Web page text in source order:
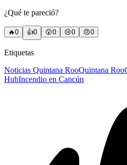
¿Qué te pareció?
🔥0 👍0 😲0 😢0 😠0
Etiquetas
Noticias Quintana RooQuintana Roo
HubIncendio en Cancún